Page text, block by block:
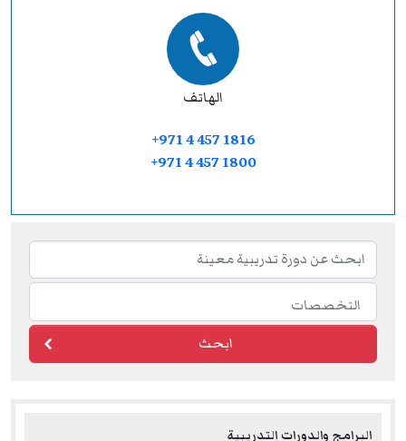
الهاتف
+971 4 457 1816
+971 4 457 1800
ابحث
البرامج والدورات التدريبية